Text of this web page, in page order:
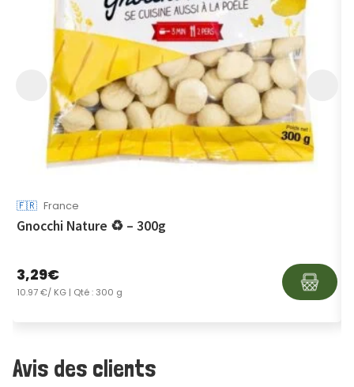
🇫🇷 France
Gnocchi Nature ♻ – 300g
3,29€
10.97 €/ KG| Qté : 300 g
Avis des clients